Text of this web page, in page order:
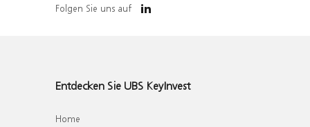
Folgen Sie uns auf
Entdecken Sie UBS KeyInvest
Home